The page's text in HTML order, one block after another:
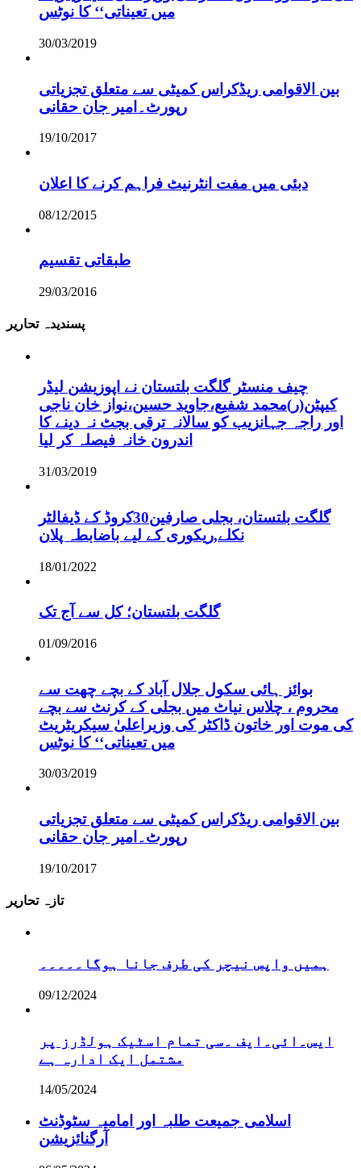
میں تعیناتی‘‘ کا نوٹس
30/03/2019
بین الاقوامی ریڈکراس کمیٹی سے متعلق تجزیاتی
رپورٹ۔امیر جان حقانی
19/10/2017
دبئی میں مفت انٹرنیٹ فراہم کرنے کا اعلان
08/12/2015
طبقاتی تقسیم
29/03/2016
پسندیدہ تحاریر
چیف منسٹر گلگت بلتستان نے اپوزیشن لیڈر
کیپٹن(ر)محمد شفیع،جاوید حسین،نواز خان ناجی
اور راجہ جہانزیب کو سالانہ ترقی بجٹ نہ دینے کا
اندرون خانہ فیصلہ کر لیا
31/03/2019
گلگت بلتستان، بجلی صارفین30کروڈ کے ڈیفالٹر
نکلے,ریکوری کے لیے باضابطہ پلان
18/01/2022
گلگت بلتستان؛ کل سے آج تک
01/09/2016
بوائز ہائی سکول جلال آباد کے بچے چھت سے
محروم ، چلاس نیاٹ میں بجلی کے کرنٹ سے بچے
کی موت اور خاتون ڈاکٹر کی وزیراعلیٰ سیکریٹریٹ
میں تعیناتی‘‘ کا نوٹس
30/03/2019
بین الاقوامی ریڈکراس کمیٹی سے متعلق تجزیاتی
رپورٹ۔امیر جان حقانی
19/10/2017
تازہ تحاریر
ہمیں واپس نیچر کی طرف جانا ہوگا۔۔۔۔۔
09/12/2024
ایس۔ائی۔ایف ۔سی تمام اسٹیک ہولڈرز پر
مشتمل ایک ادارہ ہے
14/05/2024
اسلامی جمیعت طلبہ اور امامیہ سٹوڈنٹ
آرگنائزیشن